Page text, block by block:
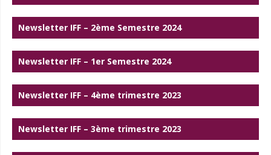
Newsletter IFF – 2ème Semestre 2024
Newsletter IFF – 1er Semestre 2024
Newsletter IFF – 4ème trimestre 2023
Newsletter IFF – 3ème trimestre 2023